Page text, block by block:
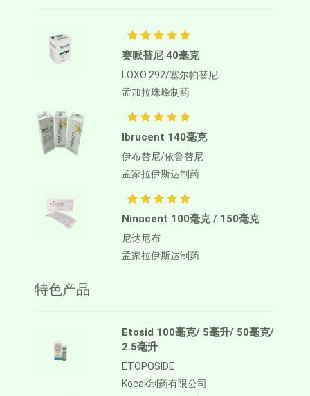
赛哌替尼 40毫克
LOXO 292/塞尔帕替尼
孟加拉珠峰制药
Ibrucent 140毫克
伊布替尼/依鲁替尼
孟家拉伊斯达制药
Ninacent 100毫克 / 150毫克
尼达尼布
孟家拉伊斯达制药
特色产品
Etosid 100毫克/ 5毫升/ 50毫克/
2.5毫升
ETOPOSIDE
Kocak制药有限公司